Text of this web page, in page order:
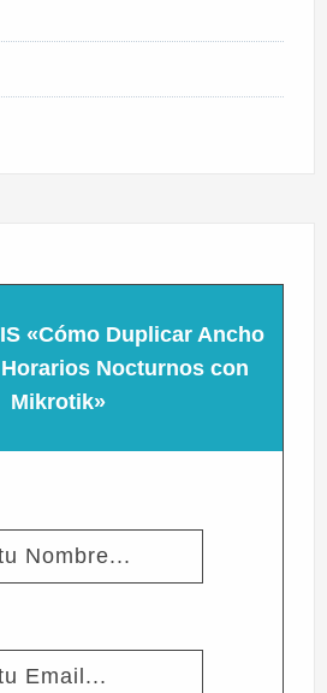
«Cómo Duplicar Ancho
Nocturnos con
Mikrotik»